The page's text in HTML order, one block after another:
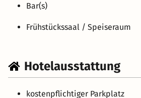
Bar(s)
Frühstückssaal / Speiseraum
Hotelausstattung
kostenpflichtiger Parkplatz